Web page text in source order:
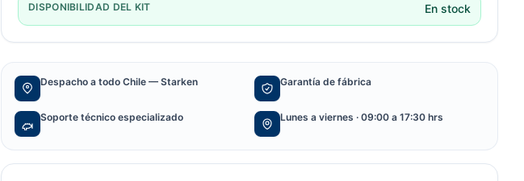
DISPONIBILIDAD DEL KIT En stock
Despacho a todo Chile — Starken Garantía de fábrica
Soporte técnico especializado Lunes a viernes · 09:00 a 17:30 hrs